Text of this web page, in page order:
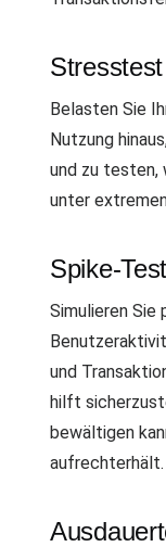
Stresstest
Belasten Sie
Nutzung
und zu testen,
unter
Spike-Test
Simulieren
und
hilft
bewältigen
aufrechterhält.